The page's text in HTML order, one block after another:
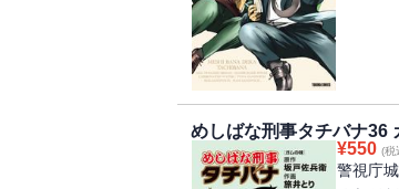
をサス
ぐる、
しパン”
全12編(
めしばな刑事タチバナ36
¥550 (税
警視庁